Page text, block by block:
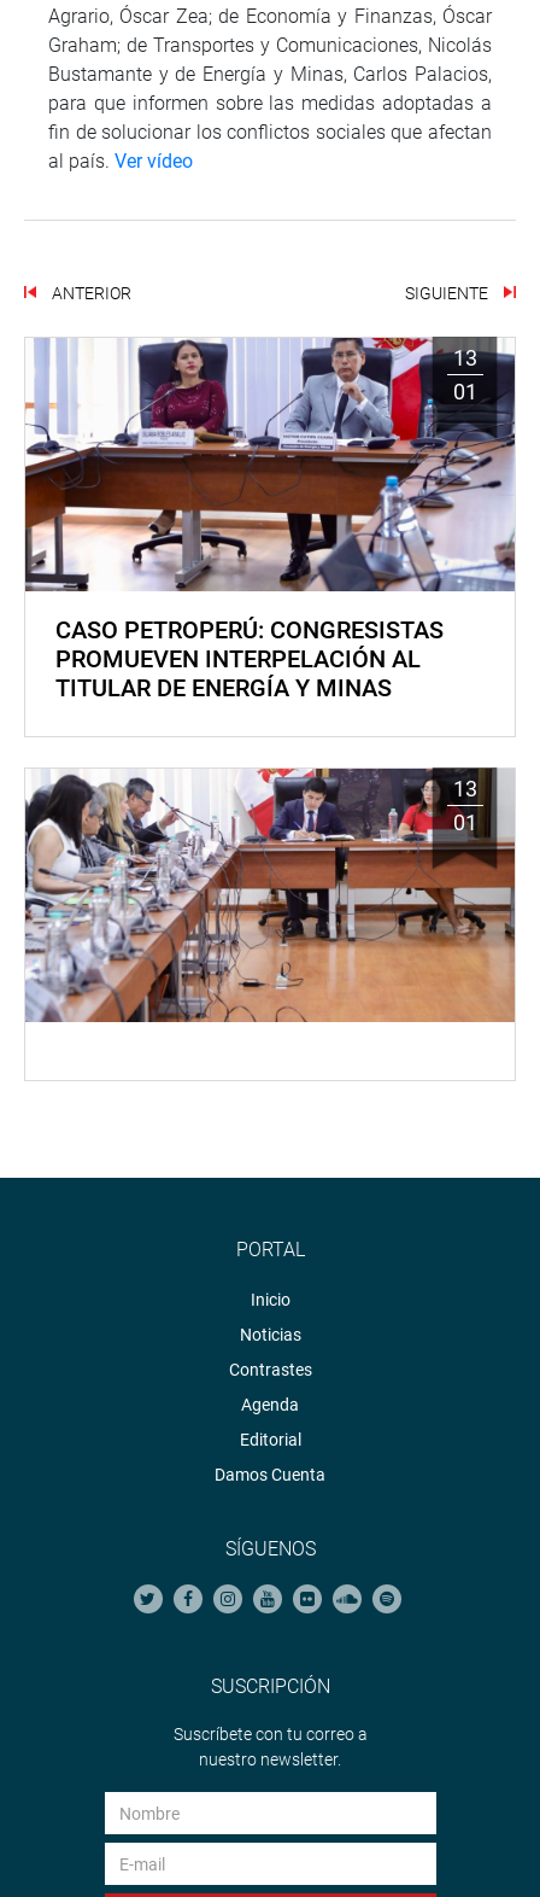
Agrario, Óscar Zea; de Economía y Finanzas, Óscar
Graham; de Transportes y Comunicaciones, Nicolás
Bustamante y de Energía y Minas, Carlos Palacios,
para que informen sobre las medidas adoptadas a
fin de solucionar los conflictos sociales que afectan
al país. Ver vídeo
ANTERIOR SIGUIENTE
13
01
CASO PETROPERÚ: CONGRESISTAS
PROMUEVEN INTERPELACIÓN AL
TITULAR DE ENERGÍA Y MINAS
13
01
PORTAL
Inicio
Noticias
Contrastes
Agenda
Editorial
Damos Cuenta
SÍGUENOS
SUSCRIPCIÓN
Suscríbete con tu correo a
nuestro newsletter.